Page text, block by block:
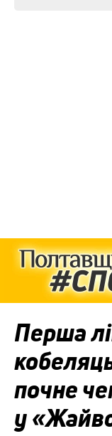
Перша
почне
у